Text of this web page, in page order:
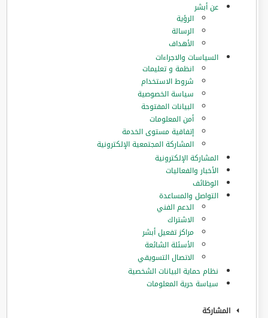
عن أبشر
الرؤية
الرسالة
الأهداف
السياسات والاجراءات
انظمة و تعليمات
شروط الاستخدام
سياسة الخصوصية
البيانات المفتوحة
أمن المعلومات
إتفاقية مستوى الخدمة
المشاركة المجتمعية الإلكترونية
المشاركة الإلكترونية
الأخبار والفعاليات
الوظائف
التواصل والمساعدة
الدعم الفني
الاشتراك
مراكز تفعيل أبشر
الأسئلة الشائعة
الاتصال التسويقي
نظام حماية البيانات الشخصية
سياسة حرية المعلومات
المشاركة